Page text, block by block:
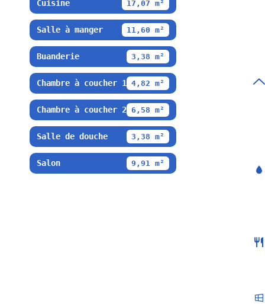
Cuisine 17,07 m²
Salle à manger 11,60 m²
Buanderie 3,38 m²
Chambre à coucher 1 4,82 m²
Chambre à coucher 2 6,58 m²
Salle de douche 3,38 m²
Salon 9,91 m²